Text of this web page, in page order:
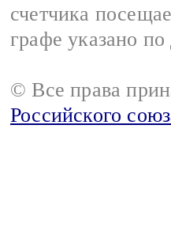
счетчика
графе указано
© Все права
Российского